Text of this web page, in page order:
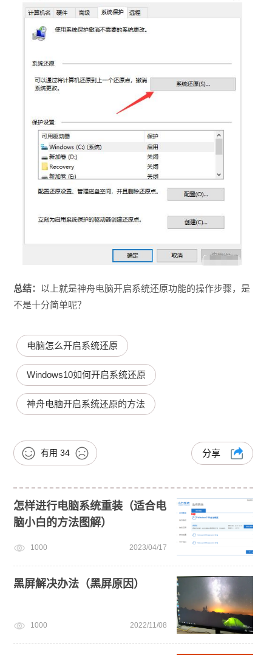
总结： 以上就是神舟电脑开启系统还原功能的操作步骤，是
不是十分简单呢？
电脑怎么开启系统还原
Windows10如何开启系统还原
神舟电脑开启系统还原的方法
有用 34 分享
怎样进行电脑系统重装（适合电
脑小白的方法图解）
1000 2023/04/17
黑屏解决办法（黑屏原因）
1000 2022/11/08